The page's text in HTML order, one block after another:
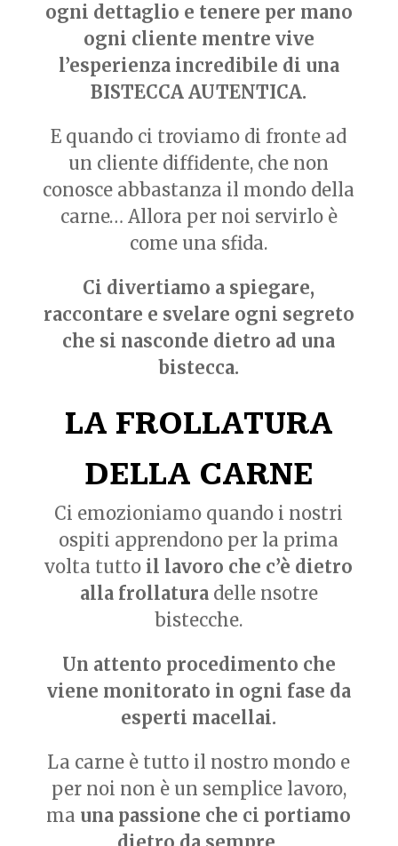
ogni dettaglio e tenere per mano
ogni cliente mentre vive
l’esperienza incredibile di una
BISTECCA AUTENTICA.
E quando ci troviamo di fronte ad
un cliente diffidente, che non
conosce abbastanza il mondo della
carne… Allora per noi servirlo è
come una sfida.
Ci divertiamo a spiegare,
raccontare e svelare ogni segreto
che si nasconde dietro ad una
bistecca.
LA FROLLATURA
DELLA CARNE
Ci emozioniamo quando i nostri
ospiti apprendono per la prima
volta tutto il lavoro che c’è dietro
alla frollaturadelle nsotre
bistecche.
Un attento procedimento che
viene monitorato in ogni fase da
esperti macellai.
La carne è tutto il nostro mondo e
per noi non è un semplice lavoro,
ma una passione che ci portiamo